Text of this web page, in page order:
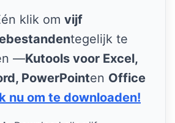
klik om vijf
tegelijk te
—Kutools voor Excel,
PowerPointen Office
nu om te downloaden!